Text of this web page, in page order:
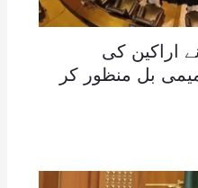
اراکین کی
بل منظور کر